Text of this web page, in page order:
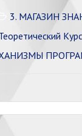
3. МАГАЗИН
Курс